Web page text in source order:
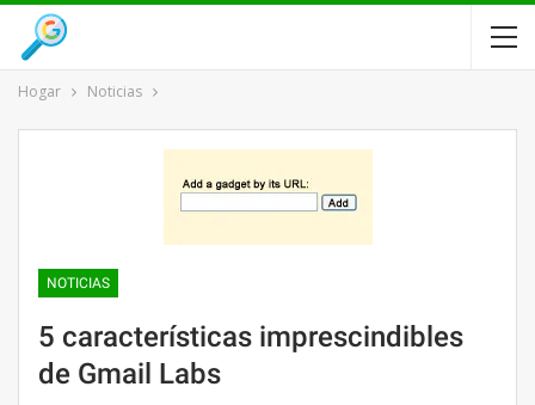
Hogar Noticias
NOTICIAS
5 características imprescindibles
de Gmail Labs